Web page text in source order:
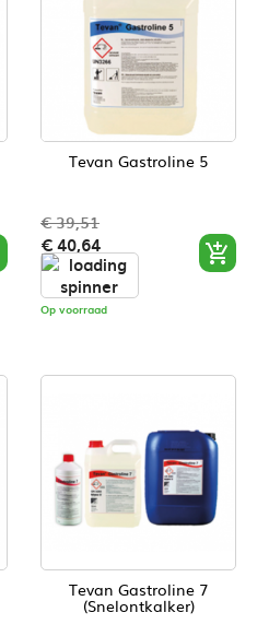
Tevan Gastroline 5
prijs
€ 39,51
€ 40,64
Op voorraad

Tevan Gastroline 7
(snelontkalker)